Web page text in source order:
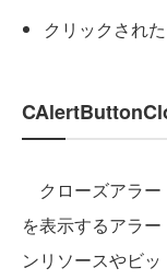
クリックされ
クローズアラー
を表示するアラ
ンリソースやビッ